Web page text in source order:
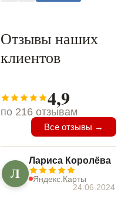
Отзывы наших
клиентов
4,9
по 216 отзывам
Все отзывы →
Л
Лариса Королёва
Яндекс.Карты
24.06.2024